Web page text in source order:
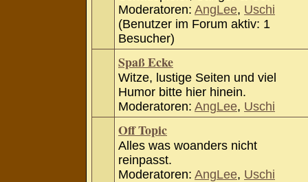
Moderatoren: AngLee, Uschi
(Benutzer im Forum aktiv: 1
Besucher)
Spaß Ecke
Witze, lustige Seiten und viel
Humor bitte hier hinein.
Moderatoren: AngLee, Uschi
Off Topic
Alles was woanders nicht
reinpasst.
Moderatoren: AngLee, Uschi